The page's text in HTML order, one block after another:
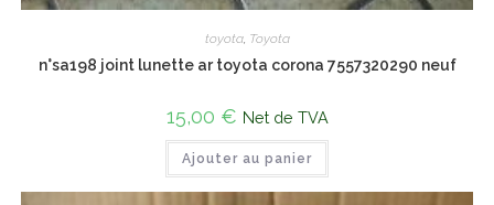
toyota, Toyota
n°sa198 joint lunette ar toyota corona 7557320290 neuf
15,00 € Net de TVA
Ajouter au panier